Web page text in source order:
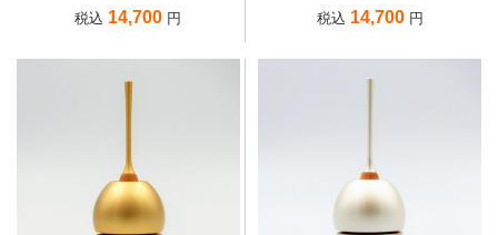
税込 14,700 円 税込 14,700円